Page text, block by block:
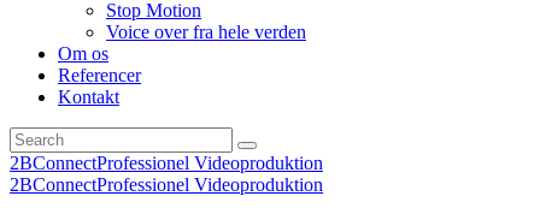
Stop Motion
Voice over fra hele verden
Om os
Referencer
Kontakt
2BConnectProfessionel Videoproduktion
2BConnectProfessionel Videoproduktion